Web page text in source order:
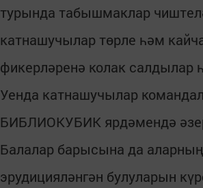
турында табышмаклар
катнашучылар төрле һәм
фикерләренә колак салдылар
Уенда катнашучылар
БИБЛИОКУБИК ярдәмендә
Балалар барысына да
эрудицияләнгән булуларын